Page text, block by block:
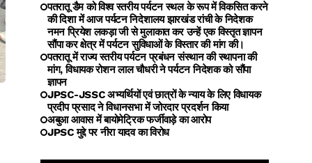
पतरातू डैम को विश्व स्तरीय पर्यटन स्थल के रूप में विकसित करने
की दिशा में आज पर्यटन निदेशालय झारखंड रांची के निदेशक
नमन प्रियेश लकड़ा जी से मुलाकात कर उन्हें एक विस्तृत ज्ञापन
सौंपा कर क्षेत्र में पर्यटन सुविधाओं के विस्तार की मांग की।
पतरातू में राज्य स्तरीय पर्यटन प्रबंधन संस्थान की स्थापना की
मांग, विधायक रोशन लाल चौधरी ने पर्यटन निदेशक को सौंपा
ज्ञापन
JPSC-JSSC अभ्यर्थियों एवं छात्रों के न्याय के लिए विधायक
प्रदीप प्रसाद ने विधानसभा में जोरदार प्रदर्शन किया
अबुआ आवास में बायोमेट्रिक फर्जीवाड़े का आरोप
JPSC मुद्दे पर नीरा यादव का विरोध